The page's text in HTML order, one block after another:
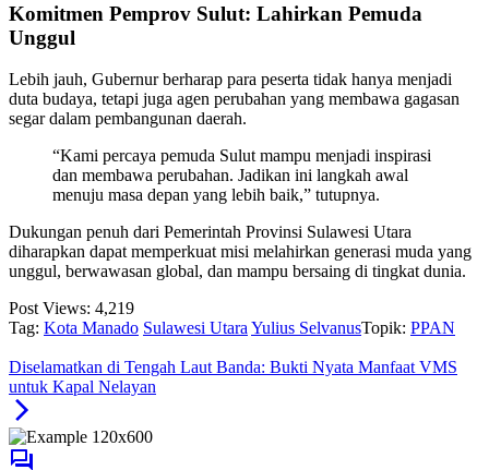
Komitmen Pemprov Sulut: Lahirkan Pemuda
Unggul
Lebih jauh, Gubernur berharap para peserta tidak hanya menjadi
duta budaya, tetapi juga agen perubahan yang membawa gagasan
segar dalam pembangunan daerah.
“Kami percaya pemuda Sulut mampu menjadi inspirasi
dan membawa perubahan. Jadikan ini langkah awal
menuju masa depan yang lebih baik,” tutupnya.
Dukungan penuh dari Pemerintah Provinsi Sulawesi Utara
diharapkan dapat memperkuat misi melahirkan generasi muda yang
unggul, berwawasan global, dan mampu bersaing di tingkat dunia.
Post Views: 4,219
Tag: Kota Manado Sulawesi Utara Yulius SelvanusTopik: PPAN
Diselamatkan di Tengah Laut Banda: Bukti Nyata Manfaat VMS
untuk Kapal Nelayan